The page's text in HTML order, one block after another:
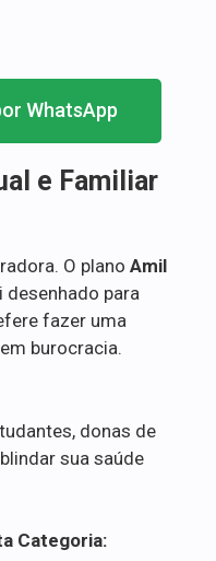
WhatsApp
e Familiar
O plano Amil
desenhado para
fazer uma
burocracia.
donas de
sua saúde
Categoria: